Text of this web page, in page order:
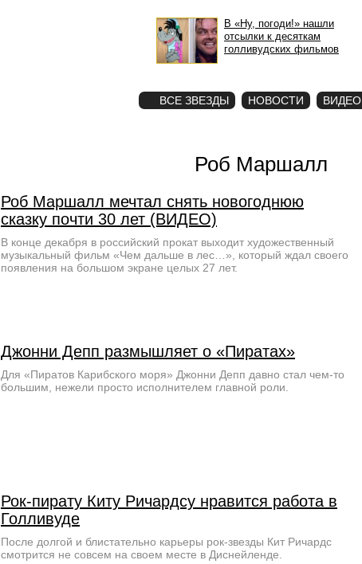
В «Ну, погоди!» нашли
отсылки к десяткам
голливудских фильмов
ВСЕ ЗВЕЗДЫ НОВОСТИ ВИДЕО
Роб Маршалл
Роб Маршалл мечтал снять новогоднюю
сказку почти 30 лет (ВИДЕО)
В конце декабря в российский прокат выходит художественный
музыкальный фильм «Чем дальше в лес…», который ждал своего
появления на большом экране целых 27 лет.
Джонни Депп размышляет о «Пиратах»
Для «Пиратов Карибского моря» Джонни Депп давно стал чем-то
большим, нежели просто исполнителем главной роли.
Рок-пирату Киту Ричардсу нравится работа в
Голливуде
После долгой и блистательно карьеры рок-звезды Кит Ричардс
смотрится не совсем на своем месте в Диснейленде.